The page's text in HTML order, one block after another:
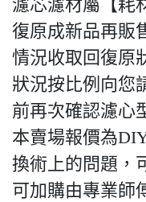
濾芯濾材屬【耗
復原成新品再販
情況收取回復原
狀況按比例向您
前再次確認濾心
本賣場報價為
換術上的問題，
可加購由專業師